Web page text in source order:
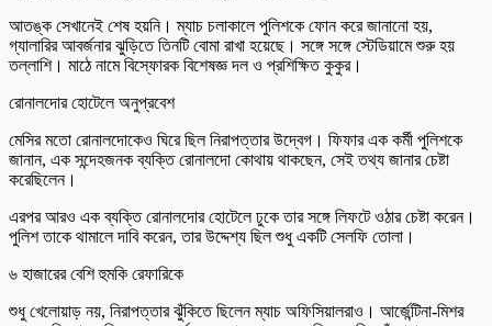
আতঙ্ক সেখানেই শেষ হয়নি। ম্যাচ চলাকালে পুলিশকে ফোন করে জানানো হয়,
গ্যালারির আবর্জনার ঝুড়িতে তিনটি বোমা রাখা হয়েছে। সঙ্গে সঙ্গে স্টেডিয়ামে শুরু হয়
তল্লাশি। মাঠে নামে বিস্ফোরক বিশেষজ্ঞ দল ও প্রশিক্ষিত কুকুর।
রোনালদোর হোটেলে অনুপ্রবেশ
মেসির মতো রোনালদোকেও ঘিরে ছিল নিরাপত্তার উদ্বেগ। ফিফার এক কর্মী পুলিশকে
জানান, এক সন্দেহজনক ব্যক্তি রোনালদো কোথায় থাকছেন, সেই তথ্য জানার চেষ্টা
করেছিলেন।
এরপর আরও এক ব্যক্তি রোনালদোর হোটেলে ঢুকে তার সঙ্গে লিফটে ওঠার চেষ্টা করেন।
পুলিশ তাকে থামালে দাবি করেন, তার উদ্দেশ্য ছিল শুধু একটি সেলফি তোলা।
৬ হাজারের বেশি হুমকি রেফারিকে
শুধু খেলোয়াড় নয়, নিরাপত্তার ঝুঁকিতে ছিলেন ম্যাচ অফিসিয়ালরাও। আর্জেন্টিনা-মিশর